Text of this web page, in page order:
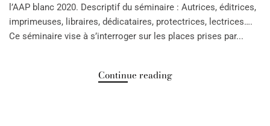
l’AAP blanc 2020. Descriptif du séminaire : Autrices, éditrices,
imprimeuses, libraires, dédicataires, protectrices, lectrices….
Ce séminaire vise à s’interroger sur les places prises par...
Continue reading